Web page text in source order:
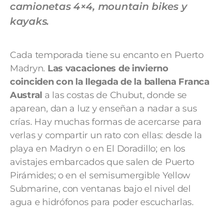
camionetas 4×4, mountain bikes y
kayaks.
Cada temporada tiene su encanto en Puerto
Madryn. Las vacaciones de invierno
coinciden con la llegada de la ballena Franca
Austral a las costas de Chubut, donde se
aparean, dan a luz y enseñan a nadar a sus
crías. Hay muchas formas de acercarse para
verlas y compartir un rato con ellas: desde la
playa en Madryn o en El Doradillo; en los
avistajes embarcados que salen de Puerto
Pirámides; o en el semisumergible Yellow
Submarine, con ventanas bajo el nivel del
agua e hidrófonos para poder escucharlas.